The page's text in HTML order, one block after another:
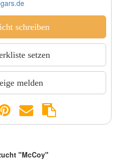
schreiben
setzen
melden
"McCoy"